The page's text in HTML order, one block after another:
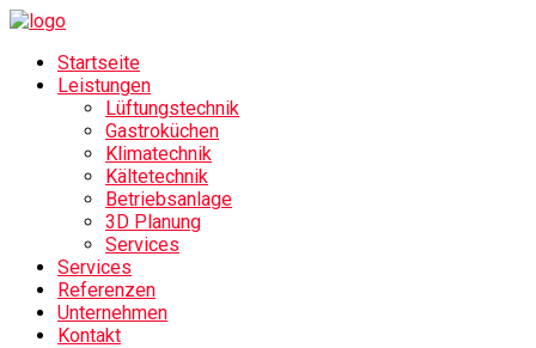
Startseite
Leistungen
Lüftungstechnik
Gastroküchen
Klimatechnik
Kältetechnik
Betriebsanlage
3D Planung
Services
Services
Referenzen
Unternehmen
Kontakt